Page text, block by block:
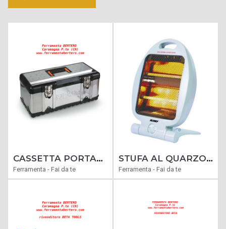
CASSETTA PORTAUTENSILI INOX BETA TOOLS CP17 CESTELLO PORTA ATTREZZI UTENSILI
Ferramenta - Fai da te
STUFA AL QUARZO JAPO 800
Ferramenta - Fai da te